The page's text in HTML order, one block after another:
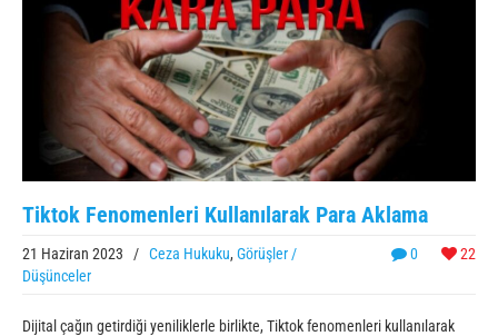
Tiktok Fenomenleri Kullanılarak Para Aklama
0 22
21 Haziran 2023 / Ceza Hukuku, Görüşler /
Düşünceler
Dijital çağın getirdiği yeniliklerle birlikte, Tiktok fenomenleri kullanılarak